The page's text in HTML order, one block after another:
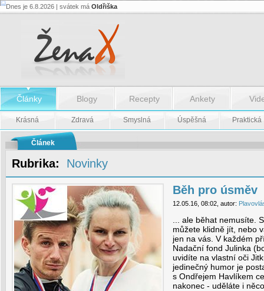
Běh
Dnes je 6.8.2026 | svátek má Oldřiška
Články Blogy Recepty Ankety
Krásná Zdravá Smyslná Úspěšná Praktická
Článek
Rubrika: Novinky
Běh pro úsměv
12.05.16, 08:02, autor:
... ale běhat nemusíte.
můžete klidně jít, nebo
jen na vás. V každém
Nadační fond Julinka
uvidíte na vlastní oči
jedinečný humor je
s Ondřejem Havlíkem
nakonec - uděláte i